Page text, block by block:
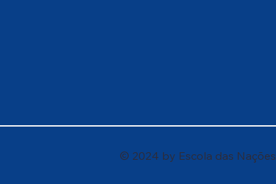
© 2024 by Escola das Nações